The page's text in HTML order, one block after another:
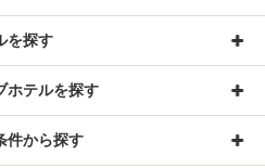
を探す
ホテルを探す
件から探す